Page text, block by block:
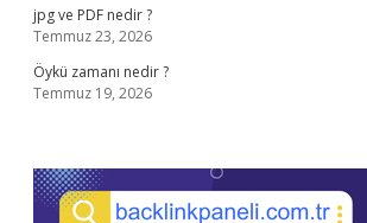
jpg ve PDF nedir ?
Temmuz 23, 2026
Öykü zamanı nedir ?
Temmuz 19, 2026